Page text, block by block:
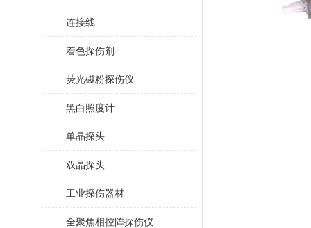
连接线
着色探伤剂
荧光磁粉探伤仪
黑白照度计
单晶探头
双晶探头
工业探伤器材
全聚焦相控阵探伤仪